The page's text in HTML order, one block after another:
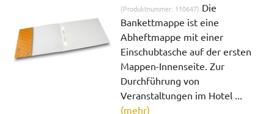
(Produktnummer: 110647) Die
Bankettmappe ist eine
Abheftmappe mit einer
Einschubtasche auf der ersten
Mappen-Innenseite. Zur
Durchführung von
Veranstaltungen im Hotel ...
(mehr)